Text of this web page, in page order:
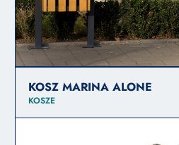
KOSZ MARINA ALONE
KOSZE